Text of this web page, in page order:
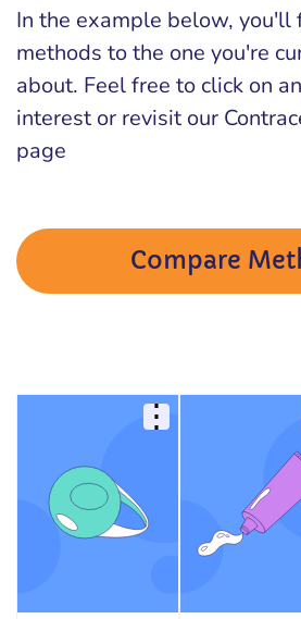
In the example below, you'll
methods to the one you're
about. Feel free to click on
interest or revisit our
page
Compare